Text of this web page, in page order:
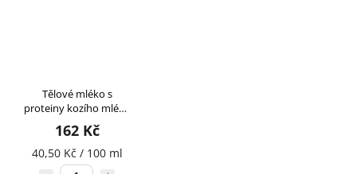
Tělové mléko s
proteiny kozího mléka
ZIAJA 400ml
162 Kč
40,50 Kč / 100 ml